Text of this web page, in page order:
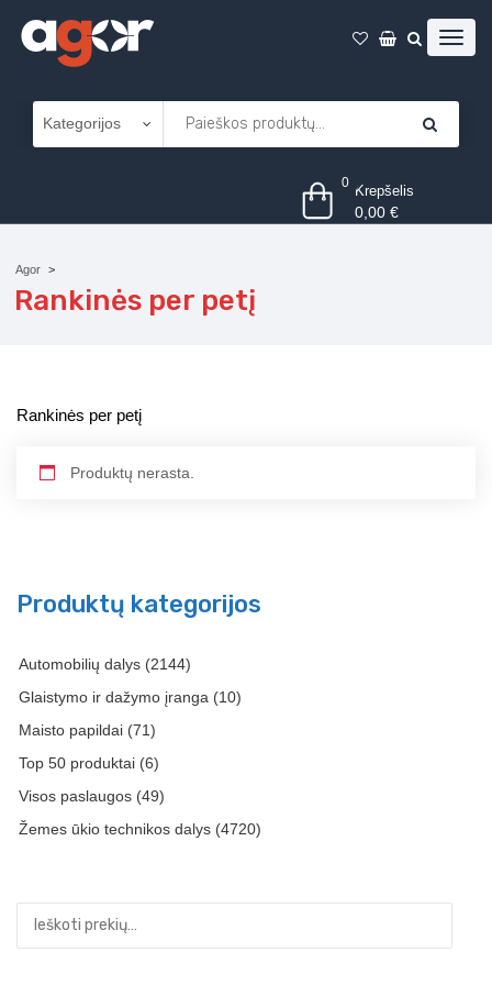
0 Krepšelis
0,00€
Agor
Rankinės per petį
Produktų kategorijos
Automobilių dalys (2144)
Glaistymo ir dažymo įranga (10)
Maisto papildai (71)
Top 50 produktai (6)
Visos paslaugos (49)
Žemes ūkio technikos dalys (4720)
Rankinės per petį
Produktų nerasta.